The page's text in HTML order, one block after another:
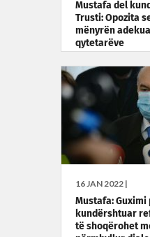
Mustafa del
Trusti: Opozita
mënyrën
qytetarëve
16 JAN 2022 |
Mustafa: Guximi
kundërshtuar
të shoqërohet